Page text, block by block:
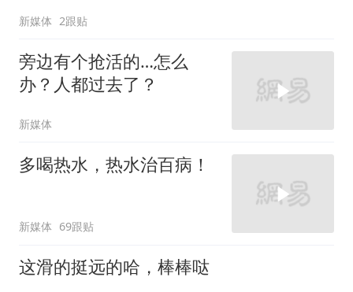
新媒体 2跟贴
旁边有个抢活的…怎么
办？人都过去了？
新媒体
多喝热水，热水治百病！
新媒体 69跟贴
这滑的挺远的哈，棒棒哒